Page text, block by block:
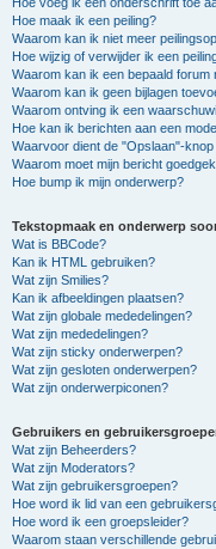
Hoe maak ik een peiling?
Waarom kan ik niet meer
Hoe wijzig of verwijder ik een
Waarom kan ik een bepaald forum
Waarom kan ik geen bijlagen
Waarom ontving ik een
Hoe kan ik berichten aan een
Waarvoor dient de "Opslaan"-
Waarom moet mijn bericht
Hoe bump ik mijn onderwerp?
Tekstopmaak en onderwerp
Wat is BBCode?
Kan ik HTML gebruiken?
Wat zijn Smilies?
Kan ik afbeeldingen plaatsen?
Wat zijn globale mededelingen?
Wat zijn mededelingen?
Wat zijn sticky onderwerpen?
Wat zijn gesloten onderwerpen?
Wat zijn onderwerpiconen?
Gebruikers en
Wat zijn Beheerders?
Wat zijn Moderators?
Wat zijn gebruikersgroepen?
Hoe word ik lid van een
Hoe word ik een groepsleider?
Waarom staan verschillende